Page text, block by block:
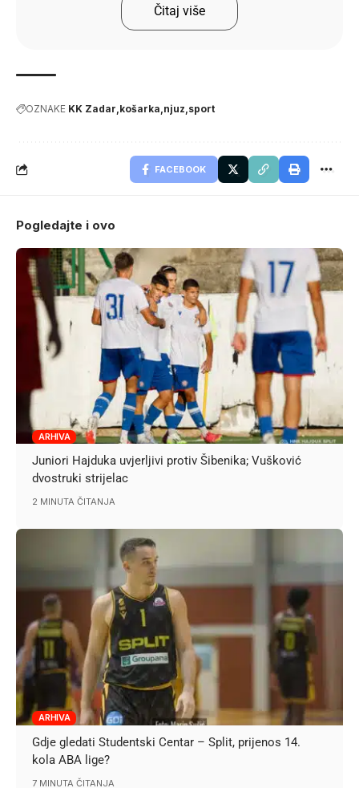
Čitaj više
OZNAKE KK Zadar košarka njuz sport
FACEBOOK
Pogledajte i ovo
ARHIVA
Juniori Hajduka uvjerljivi protiv Šibenika; Vušković
dvostruki strijelac
2 MINUTA ČITANJA
ARHIVA
Gdje gledati Studentski Centar – Split, prijenos 14.
kola ABA lige?
7 MINUTA ČITANJA